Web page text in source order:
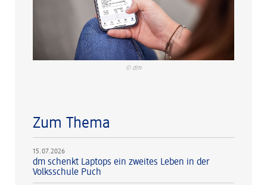
© dm
Zum Thema
15.07.2026
dm schenkt Laptops ein zweites Leben in der
Volksschule Puch